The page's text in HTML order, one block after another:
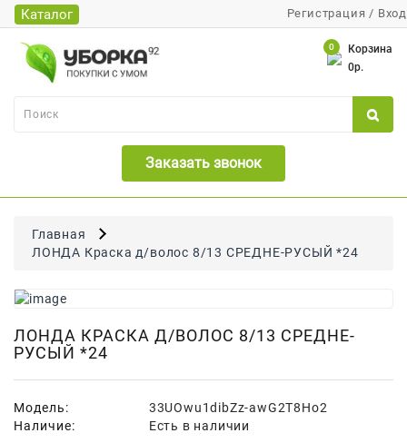
Регистрация / Вход
Заказать звонок
Корзина
0
0р.
Каталог
Каталог
Банки
Бумажная
Бритья
Для
Волос
Для
Лица
Тела
Для
Для
Главная
ЛОНДА Краска д/волос 8/13 СРЕДНЕ-РУСЫЙ *24
ЛОНДА КРАСКА Д/ВОЛОС 8/13 СРЕДНЕ-
РУСЫЙ *24
Модель:
33UOwu1dibZz-awG2T8Ho2
Наличие:
Есть в наличии